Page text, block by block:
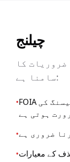
چیلنج
کا
سامنا ہے:
•FOIA کی درخواستوں کے لیے بڑی دستاویزات کی مقدار کی بروقت پروسیسنگ کی
ہوتی ہے
•ضروری ہے
•کے معیارات